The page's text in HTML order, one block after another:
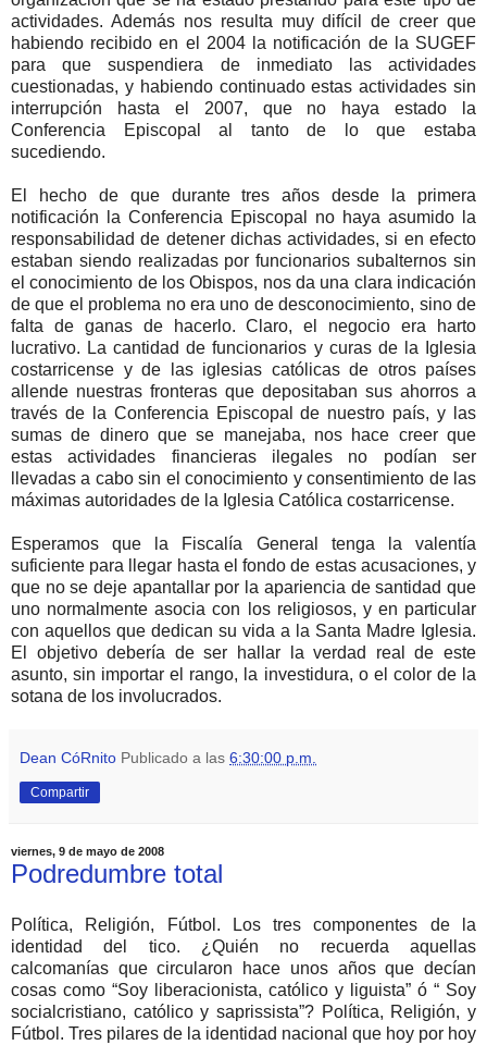
actividades. Además nos resulta muy difícil de creer que
habiendo recibido en el 2004 la notificación de la SUGEF
para que suspendiera de inmediato las actividades
cuestionadas, y habiendo continuado estas actividades sin
interrupción hasta el 2007, que no haya estado la
Conferencia Episcopal al tanto de lo que estaba
sucediendo.
El hecho de que durante tres años desde la primera
notificación la Conferencia Episcopal no haya asumido la
responsabilidad de detener dichas actividades, si en efecto
estaban siendo realizadas por funcionarios subalternos sin
el conocimiento de los Obispos, nos da una clara indicación
de que el problema no era uno de desconocimiento, sino de
falta de ganas de hacerlo. Claro, el negocio era harto
lucrativo. La cantidad de funcionarios y curas de la Iglesia
costarricense y de las iglesias católicas de otros países
allende nuestras fronteras que depositaban sus ahorros a
través de la Conferencia Episcopal de nuestro país, y las
sumas de dinero que se manejaba, nos hace creer que
estas actividades financieras ilegales no podían ser
llevadas a cabo sin el conocimiento y consentimiento de las
máximas autoridades de la Iglesia Católica costarricense.
Esperamos que la Fiscalía General tenga la valentía
suficiente para llegar hasta el fondo de estas acusaciones, y
que no se deje apantallar por la apariencia de santidad que
uno normalmente asocia con los religiosos, y en particular
con aquellos que dedican su vida a la Santa Madre Iglesia.
El objetivo debería de ser hallar la verdad real de este
asunto, sin importar el rango, la investidura, o el color de la
sotana de los involucrados.
Dean CóRnito Publicado a las 6:30:00 p.m.
Compartir
viernes, 9 de mayo de 2008
Podredumbre total
Política, Religión, Fútbol. Los tres componentes de la
identidad del tico. ¿Quién no recuerda aquellas
calcomanías que circularon hace unos años que decían
cosas como “Soy liberacionista, católico y liguista” ó “ Soy
socialcristiano, católico y saprissista”? Política, Religión, y
Fútbol. Tres pilares de la identidad nacional que hoy por hoy